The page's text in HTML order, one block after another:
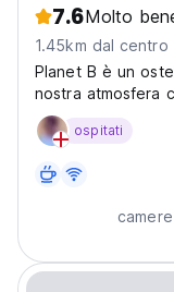
7.6Molto
1.45km dal centro
Planet B è un
nostra atmosfera
a Manue.
ospitati